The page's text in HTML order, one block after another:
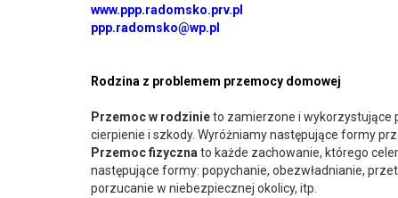
www.ppp.radomsko.prv.pl
ppp.radomsko@wp.pl
Rodzina z problemem przemocy domowej
Przemoc w rodzinieto zamierzone i wykorzystujące
cierpienie i szkody. Wyróżniamy następujące formy
Przemoc fizyczna to każde zachowanie, którego
następujące formy: popychanie, obezwładnianie,
porzucanie w niebezpiecznej okolicy, itp.